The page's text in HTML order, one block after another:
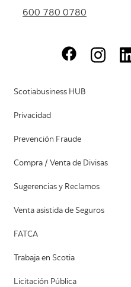
600 780 0780
Scotiabusiness HUB
Privacidad
Prevención Fraude
Compra / Venta de Divisas
Sugerencias y Reclamos
Venta asistida de Seguros
FATCA
Trabaja en Scotia
Licitación Pública